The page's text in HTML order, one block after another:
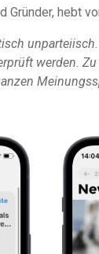
Gründer, hebt
werden.